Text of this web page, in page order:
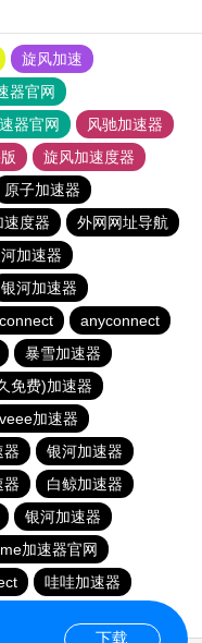
旋风加速
器官网
器官网
风驰加速器
旋风加速度器
原子加速器
速度器
外网网址导航
加速器
银河加速器
anyconnect
暴雪加速器
免费)加速器
veee加速器
器
银河加速器
器
白鲸加速器
银河加速器
加速器官网
哇哇加速器
下载